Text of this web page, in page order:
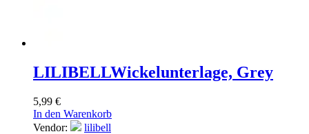
LILIBELLWickelunterlage, Grey
5,99 €
In den Warenkorb
Vendor:
lilibell